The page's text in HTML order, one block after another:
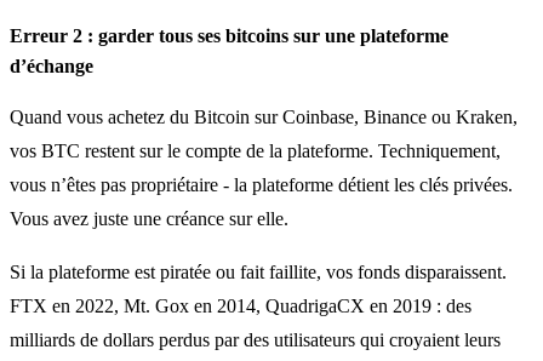
Erreur 2 : garder tous ses bitcoins sur une plateforme
d’échange
Quand vous achetez du Bitcoin sur Coinbase, Binance ou Kraken,
vos BTC restent sur le compte de la plateforme. Techniquement,
vous n’êtes pas propriétaire - la plateforme détient les clés privées.
Vous avez juste une créance sur elle.
Si la plateforme est piratée ou fait faillite, vos fonds disparaissent.
FTX en 2022, Mt. Gox en 2014, QuadrigaCX en 2019 : des
milliards de dollars perdus par des utilisateurs qui croyaient leurs